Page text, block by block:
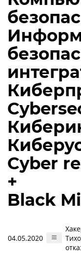
Cyber
+
Black
04.05.2020